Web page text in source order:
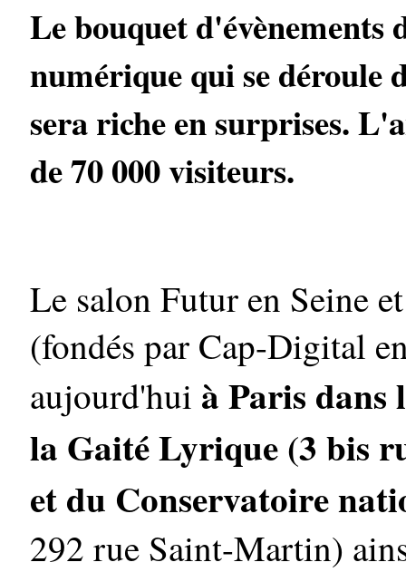
Le bouquet d'évènements
numérique qui se déroule
sera riche en surprises.
de 70 000 visiteurs.
Le salon Futur en Seine
(fondés par Cap-Digital
aujourd'hui à Paris dans
la Gaité Lyrique (3 bis
et du Conservatoire
292 rue Saint-Martin)